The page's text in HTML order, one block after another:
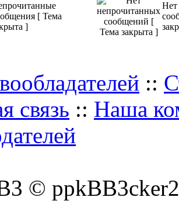
flemático
tren, en
[ Тема
]
Нет
::
связь :: Наша
©